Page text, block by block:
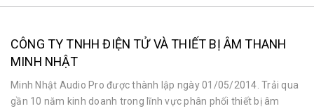
CÔNG TY TNHH ĐIỆN TỬ VÀ THIẾT BỊ ÂM THANH
MINH NHẬT
Minh Nhật Audio Pro được thành lập ngày 01/05/2014. Trải qua
gần 10 năm kinh doanh trong lĩnh vực phân phối thiết bị âm